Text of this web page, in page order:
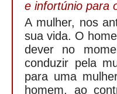
e infortúnio para
A mulher, nos
sua vida. O
dever no
conduzir pela
para uma
homem, ao